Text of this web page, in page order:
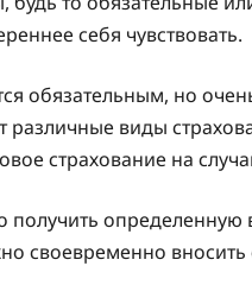
себя чувствовать.
обязательным, но
виды
страхование на
определенную
своевременно